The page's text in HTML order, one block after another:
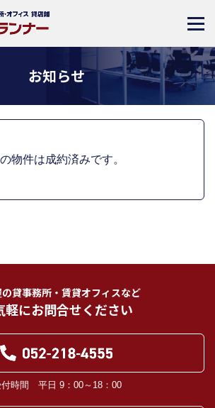
お知らせ
物件は成約済みです。
貸事務所・賃貸オフィスなど
軽にお問合せください
付時間 平日 9：00～18：00